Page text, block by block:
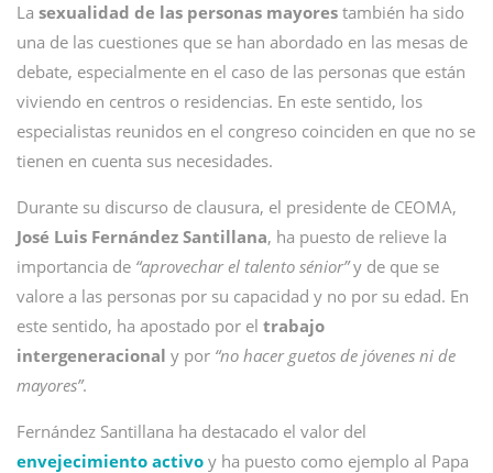
La sexualidad de las personas mayores también ha sido
una de las cuestiones que se han abordado en las mesas de
debate, especialmente en el caso de las personas que están
viviendo en centros o residencias. En este sentido, los
especialistas reunidos en el congreso coinciden en que no se
tienen en cuenta sus necesidades.
Durante su discurso de clausura, el presidente de CEOMA,
José Luis Fernández Santillana, ha puesto de relieve la
importancia de “aprovechar el talento sénior”y de que se
valore a las personas por su capacidad y no por su edad. En
este sentido, ha apostado por el trabajo
intergeneracional y por “no hacer guetos de jóvenes ni de
mayores”.
Fernández Santillana ha destacado el valor del
envejecimiento activo y ha puesto como ejemplo al Papa